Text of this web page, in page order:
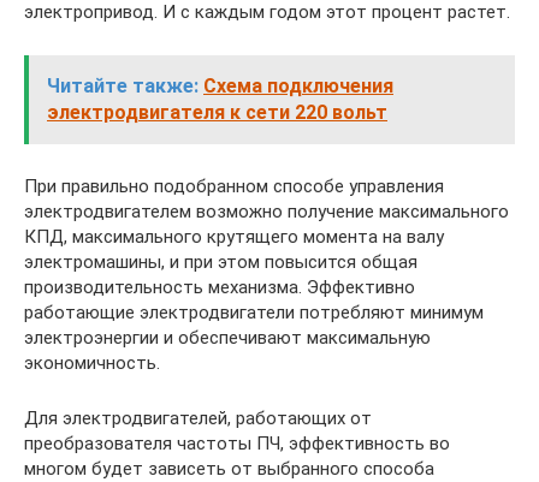
электропривод. И с каждым годом этот процент растет.
Читайте также: Схема подключения
электродвигателя к сети 220 вольт
При правильно подобранном способе управления
электродвигателем возможно получение максимального
КПД, максимального крутящего момента на валу
электромашины, и при этом повысится общая
производительность механизма. Эффективно
работающие электродвигатели потребляют минимум
электроэнергии и обеспечивают максимальную
экономичность.
Для электродвигателей, работающих от
преобразователя частоты ПЧ, эффективность во
многом будет зависеть от выбранного способа